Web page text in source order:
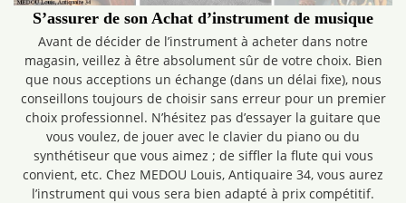
S’assurer de son Achat d’instrument de musique
Avant de décider de l’instrument à acheter dans notre
magasin, veillez à être absolument sûr de votre choix. Bien
que nous acceptions un échange (dans un délai fixe), nous
conseillons toujours de choisir sans erreur pour un premier
choix professionnel. N’hésitez pas d’essayer la guitare que
vous voulez, de jouer avec le clavier du piano ou du
synthétiseur que vous aimez ; de siffler la flute qui vous
convient, etc. Chez MEDOU Louis, Antiquaire 34, vous aurez
l’instrument qui vous sera bien adapté à prix compétitif.